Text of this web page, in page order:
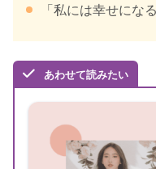
「私には幸せにな
あわせて読みたい